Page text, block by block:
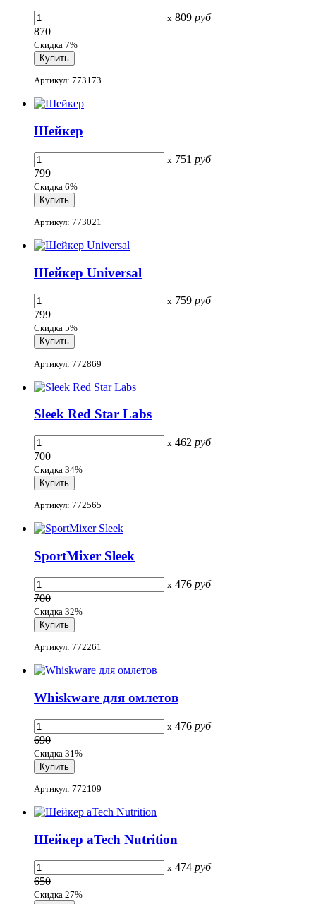
x 809 руб
870
Скидка 7%
Артикул: 773173
Шейкер
x 751 руб
799
Скидка 6%
Артикул: 773021
Шейкер Universal
x 759 руб
799
Скидка 5%
Артикул: 772869
Sleek Red Star Labs
x 462 руб
700
Скидка 34%
Артикул: 772565
SportMixer Sleek
x 476 руб
700
Скидка 32%
Артикул: 772261
Whiskware для омлетов
x 476 руб
690
Скидка 31%
Артикул: 772109
Шейкер aTech Nutrition
x 474 руб
650
Скидка 27%